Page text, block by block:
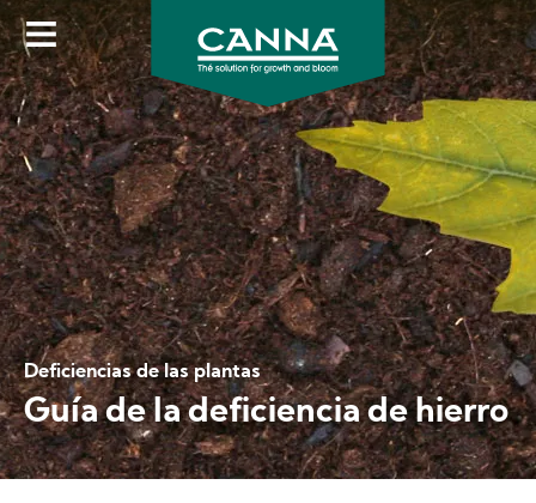
Skip
to
main
content
Deficiencias de las plantas
Guía de la deficiencia de hierro